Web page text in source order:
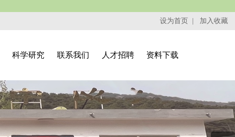
设为首页 加入收藏
科学研究 联系我们 人才招聘 资料下载